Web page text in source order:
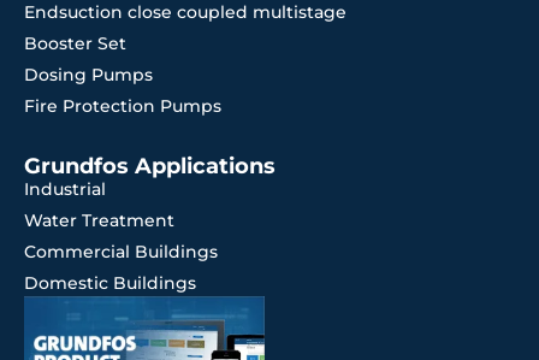
Endsuction close coupled multistage
Booster Set
Dosing Pumps
Fire Protection Pumps
Grundfos Applications
Industrial
Water Treatment
Commercial Buildings
Domestic Buildings